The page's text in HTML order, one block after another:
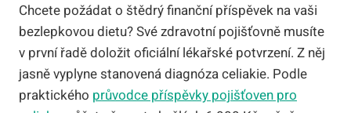
Chcete požádat o štědrý finanční příspěvek na vaši
bezlepkovou dietu? Své zdravotní pojišťovně musíte
v první řadě doložit oficiální lékařské potvrzení. Z něj
jasně vyplyne stanovená diagnóza celiakie. Podle
praktického průvodce příspěvky pojišťoven pro